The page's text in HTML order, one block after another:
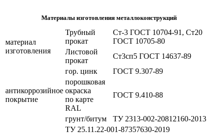
Материалы изготовления металлоконструкций
материал
изготовления
Трубный
прокат
Ст-3 ГОСТ 10704-91, Ст20
ГОСТ 10705-80
Листовой
прокат
Ст3сп5 ГОСТ 14637-89
антикоррозийное
покрытие
гор. цинк
ГОСТ 9.307-89
порошковая
окраска
по карте
RAL
ГОСТ 9.410-88
грунт/битум ТУ 2313-002-20812160-2013
ТУ 25.11.22-001-87357630-2019